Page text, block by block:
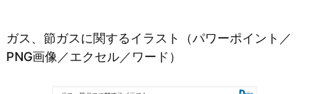
検索
ガス、節ガスに関するイラスト（パワーポイント／
PNG画像／エクセル／ワード）